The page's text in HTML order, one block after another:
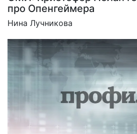
про Опенгеймера
Нина Лучникова